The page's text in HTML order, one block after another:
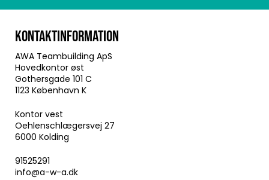
KONTAKTINFORMATION
AWA Teambuilding ApS
Hovedkontor øst
Gothersgade 101 C
1123 København K
Kontor vest
Oehlenschlægersvej 27
6000 Kolding
91525291
info@a-w-a.dk